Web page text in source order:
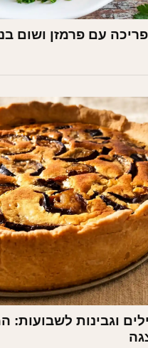
עם פרמזן ושום
וגבינות לשבועות: